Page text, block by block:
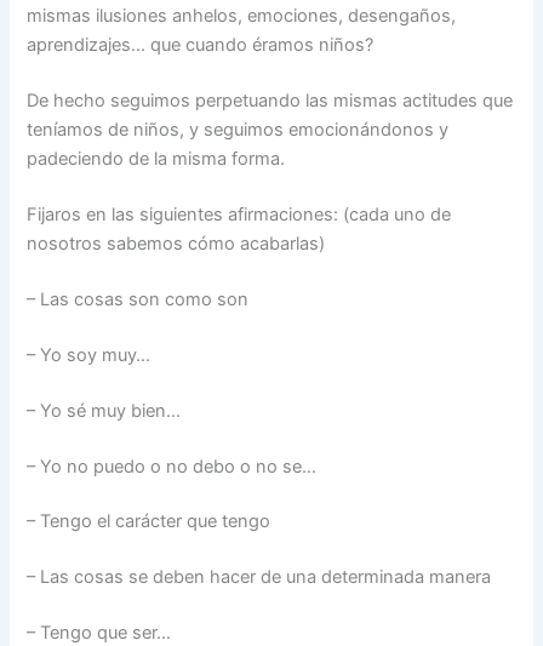
mismas ilusiones anhelos, emociones, desengaños,
aprendizajes… que cuando éramos niños?
De hecho seguimos perpetuando las mismas actitudes que
teníamos de niños, y seguimos emocionándonos y
padeciendo de la misma forma.
Fijaros en las siguientes afirmaciones: (cada uno de
nosotros sabemos cómo acabarlas)
– Las cosas son como son
– Yo soy muy…
– Yo sé muy bien…
– Yo no puedo o no debo o no se…
– Tengo el carácter que tengo
– Las cosas se deben hacer de una determinada manera
– Tengo que ser…